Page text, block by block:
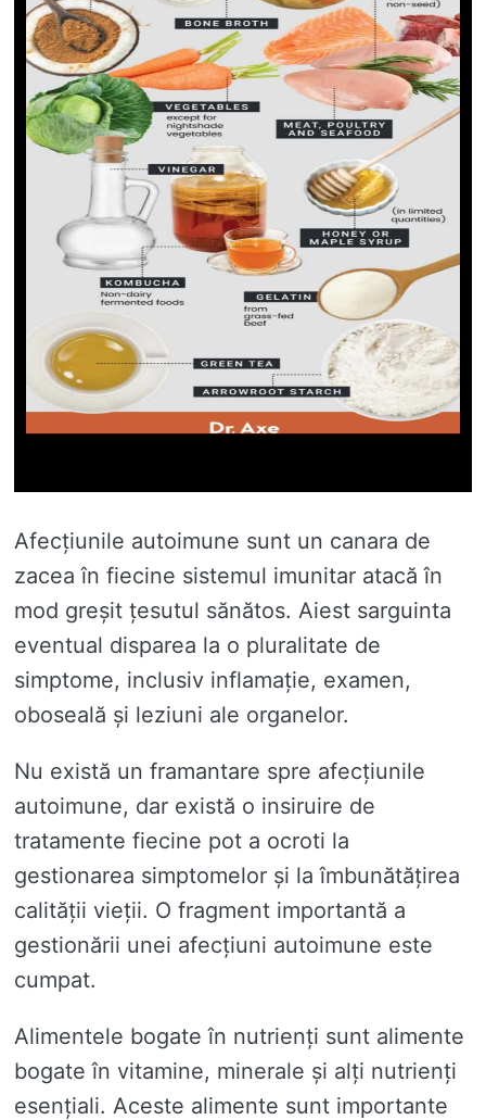
Afecțiunile autoimune sunt un canara de
zacea în fiecine sistemul imunitar atacă în
mod greșit țesutul sănătos. Aiest sarguinta
eventual disparea la o pluralitate de
simptome, inclusiv inflamație, examen,
oboseală și leziuni ale organelor.
Nu există un framantare spre afecțiunile
autoimune, dar există o insiruire de
tratamente fiecine pot a ocroti la
gestionarea simptomelor și la îmbunătățirea
calității vieții. O fragment importantă a
gestionării unei afecțiuni autoimune este
cumpat.
Alimentele bogate în nutrienți sunt alimente
bogate în vitamine, minerale și alți nutrienți
esențiali. Aceste alimente sunt importante